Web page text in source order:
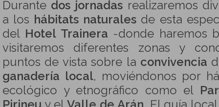
Durante dos jornadas realizaremos
a los hábitats naturales de esta
del Hotel Trainera -donde haremos
visitaremos diferentes zonas y
puntos de vista sobre la convivencia
ganadería local, moviéndonos por
ecológico y etnográfico como el